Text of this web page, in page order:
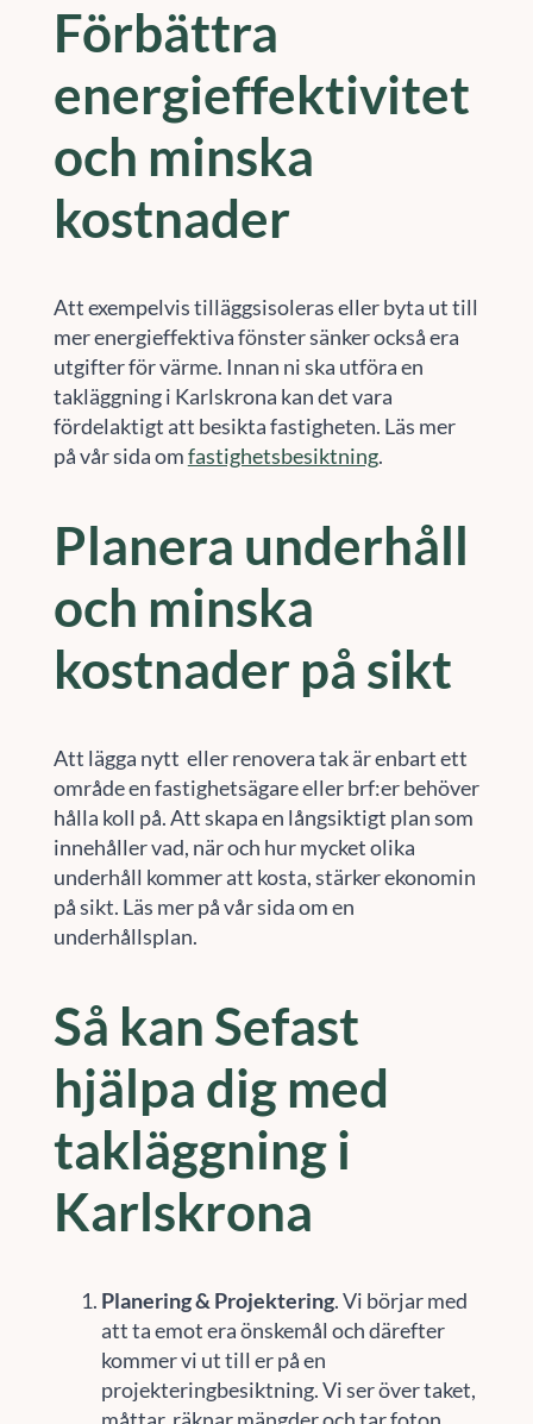
Förbättra
energieffektivitet
och minska
kostnader
Att exempelvis tilläggsisoleras eller byta ut till
mer energieffektiva fönster sänker också era
utgifter för värme. Innan ni ska utföra en
takläggning i Karlskrona kan det vara
fördelaktigt att besikta fastigheten. Läs mer
på vår sida omfastighetsbesiktning.
Planera underhåll
och minska
kostnader på sikt
Att lägga nytt eller renovera tak är enbart ett
område en fastighetsägare eller brf:er behöver
hålla koll på. Att skapa en långsiktigt plan som
innehåller vad, när och hur mycket olika
underhåll kommer att kosta, stärker ekonomin
på sikt. Läs mer på vår sida om en
underhållsplan.
Så kan Sefast
hjälpa dig med
takläggning i
Karlskrona
Planering & Projektering. Vi börjar med
att ta emot era önskemål och därefter
kommer vi ut till er på en
projekteringbesiktning. Vi ser över taket,